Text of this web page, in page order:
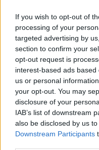
If you wish to opt-out of
processing of your
targeted advertising by
section to confirm your
opt-out request is
interest-based ads
us or personal
your opt-out. You may
disclosure of your
IAB’s list of downstream
also be disclosed by us
Downstream Participants
98 99 100 101 102
110
111 112 113 114